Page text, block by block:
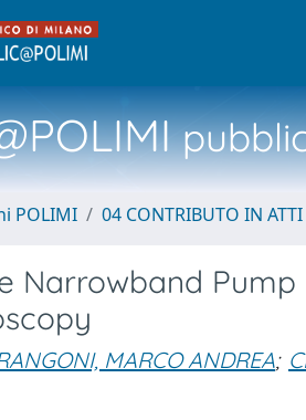
POLIMI 04 CONTRIBUTO IN
Narrowband
MARCO ANDREA;